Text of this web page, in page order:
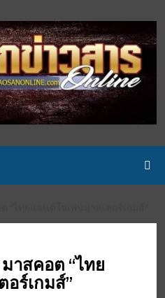
มาสคอต “ไทย
อร์เกมส์”